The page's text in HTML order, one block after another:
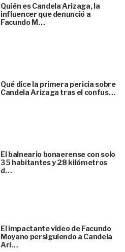
Quién es Candela Arizaga, la
influencer que denunció a
Facundo M…
Qué dice la primera pericia sobre
Candela Arizaga tras el confus…
El balneario bonaerense con solo
35 habitantes y 28 kilómetros
d…
El impactante video de Facundo
Moyano persiguiendo a Candela
Ari…